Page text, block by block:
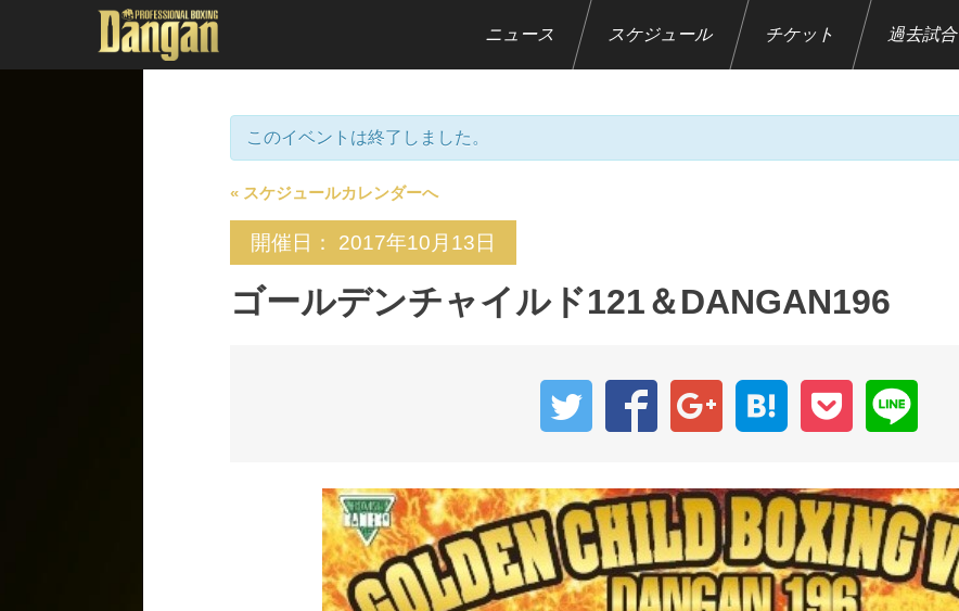
ニュース スケジュール チケット 過去試合
このイベントは終了しました。
« スケジュールカレンダーへ
開催日： 2017年10月13日
ゴールデンチャイルド121＆DANGAN196